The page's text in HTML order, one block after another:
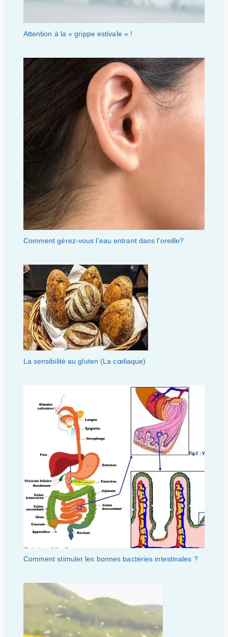
Attention à la « grippe estivale » !
Comment gérez-vous l’eau entrant dans l’oreille?
La sensibilité au gluten (La cœliaque)
Comment stimuler les bonnes bactéries intestinales ?